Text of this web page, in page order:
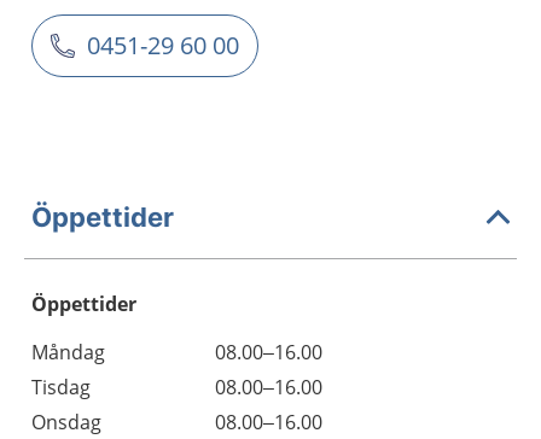
0451-29 60 00
Öppettider
Öppettider
Dag
Öppettider
Kommentarer
Måndag
08.00–16.00
Tisdag
08.00–16.00
Onsdag
08.00–16.00